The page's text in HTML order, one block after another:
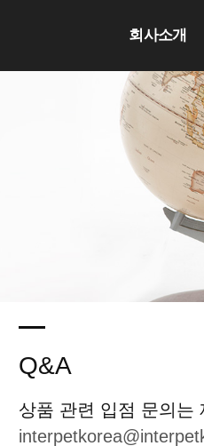
회사소개
Q&A
상품 관련 입점 문의는